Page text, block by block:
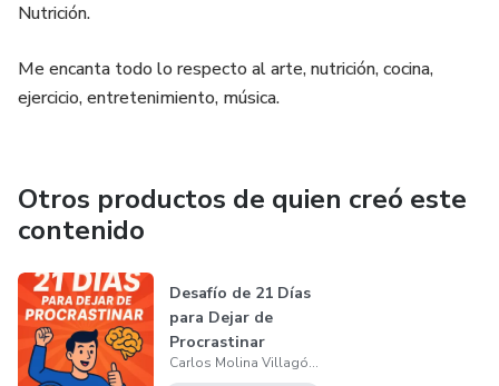
Nutrición.
Me encanta todo lo respecto al arte, nutrición, cocina,
ejercicio, entretenimiento, música.
Otros productos de quien creó este
contenido
Desafío de 21 Días
para Dejar de
Procrastinar
Carlos Molina Villagómez